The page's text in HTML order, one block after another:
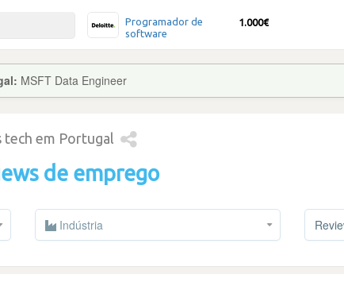
Programador de
software
1.000€
MSFT Data Engineer
tech em Portugal
de emprego
Indústria